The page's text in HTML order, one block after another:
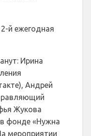
й ежегодная
Ирина
Андрей
Жукова
фонде «Нужна
мероприятии